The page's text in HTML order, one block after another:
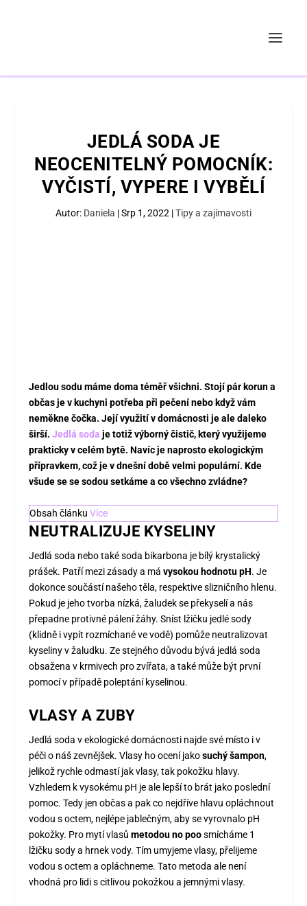
JEDLÁ SODA JE
NEOCENITELNÝ POMOCNÍK:
VYČISTÍ, VYPERE I VYBĚLÍ
Autor: Daniela |Srp 1, 2022 |Tipy a zajímavosti
Jedlou sodu máme doma téměř všichni. Stojí pár korun a
občas je v kuchyni potřeba při pečení nebo když vám
neměkne čočka. Její využití v domácnosti je ale daleko
širší.Jedlá soda je totiž výborný čistič, který využijeme
prakticky v celém bytě. Navíc je naprosto ekologickým
přípravkem, což je v dnešní době velmi populární. Kde
všude se se sodou setkáme a co všechno zvládne?
Obsah článku Více
NEUTRALIZUJE KYSELINY
Jedlá soda nebo také soda bikarbona je bílý krystalický
prášek. Patří mezi zásady a mávysokou hodnotu pH. Je
dokonce součástí našeho těla, respektive slizničního hlenu.
Pokud je jeho tvorba nízká, žaludek se překyselí a nás
přepadne protivné pálení žáhy. Sníst lžičku jedlé sody
(klidně i vypít rozmíchané ve vodě) pomůže neutralizovat
kyseliny v žaludku. Ze stejného důvodu bývá jedlá soda
obsažena v krmivech pro zvířata, a také může být první
pomocí v případě poleptání kyselinou.
VLASY A ZUBY
Jedlá soda v ekologické domácnosti najde své místo i v
péči o náš zevnějšek. Vlasy ho ocení jakosuchý šampon,
jelikož rychle odmastí jak vlasy, tak pokožku hlavy.
Vzhledem k vysokému pH je ale lepší to brát jako poslední
pomoc. Tedy jen občas a pak co nejdříve hlavu opláchnout
vodou s octem, nejlépe jablečným, aby se vyrovnalo pH
pokožky. Pro mytí vlasůmetodou no poosmícháme 1
lžičku sody a hrnek vody. Tím umyjeme vlasy, přelijeme
vodou s octem a opláchneme. Tato metoda ale není
vhodná pro lidi s citlivou pokožkou a jemnými vlasy.